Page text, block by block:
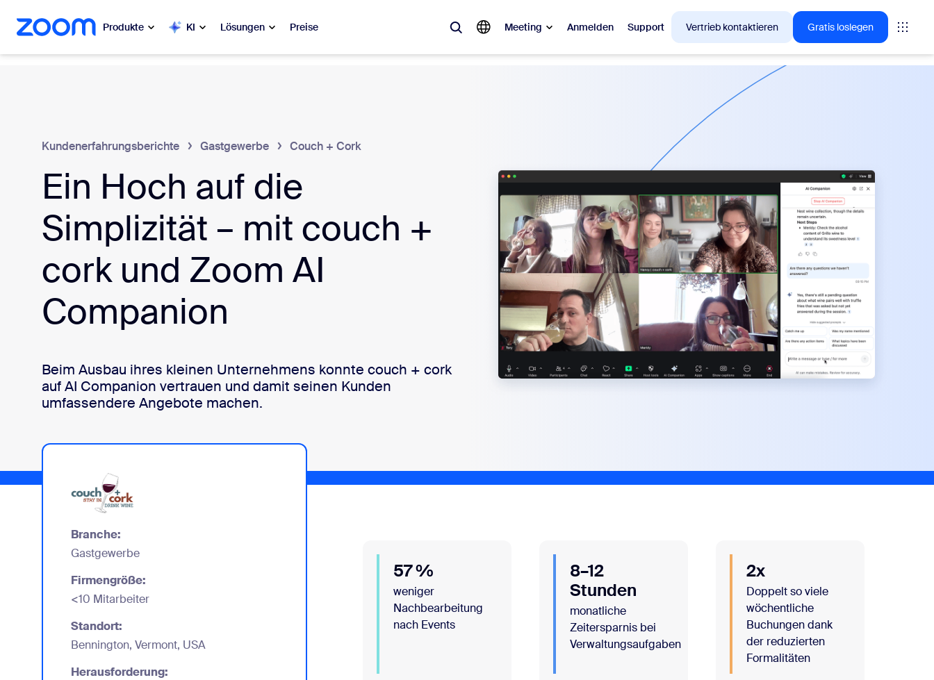
wechseln
Chat wechseln Produkte KI Lösungen Preise Meeting Anmelden Support Vertrieb kontaktieren Gratis loslegen
Zoom CX
Zoom AI
Entwickler
Apps und Integrationen
Was angesagt ist, was im Trend liegt, was für Gesprächsstoff sorgt – die Lösungen, für die sich Zoom-Kunden gerade interessieren.
My Notes
ZoomMate Rooms
Canvas
CX-Insights
Bonsai
Download-Center +1.888.799.9666/+1.888.303.1012
Kundenerfahrungsberichte Gastgewerbe Couch + Cork
Ein Hoch auf die
Simplizität – mit couch +
cork und Zoom AI
Companion
Beim Ausbau ihres kleinen Unternehmens konnte couch + cork
auf AI Companion vertrauen und damit seinen Kunden
umfassendere Angebote machen.
Branche:
Gastgewerbe
Firmengröße:
<10 Mitarbeiter
Standort:
Bennington, Vermont, USA
Herausforderung:
57 %
weniger
Nachbearbeitung
nach Events
8–12
Stunden
monatliche
Zeitersparnis bei
Verwaltungsaufgaben
2x
Doppelt so viele
wöchentliche
Buchungen dank
der reduzierten
Formalitäten